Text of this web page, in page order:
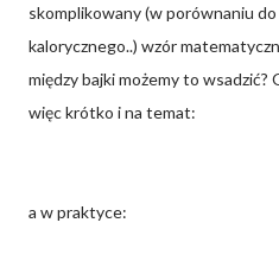
skomplikowany (w porównaniu
kalorycznego..) wzór
między bajki możemy to wsadzić?
więc krótko i na temat:
a w praktyce: